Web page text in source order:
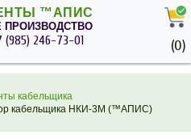
™АПИС
ПРОИЗВОДСТВО
(985) 246-73-01 (0)
кабельщика
кабельщика НКИ-3М (™АПИС)